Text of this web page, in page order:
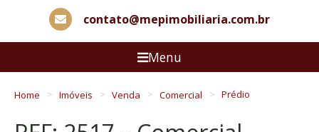
contato@mepimobiliaria.com.br
Menu
Home Imóveis Venda Comercial Prédio